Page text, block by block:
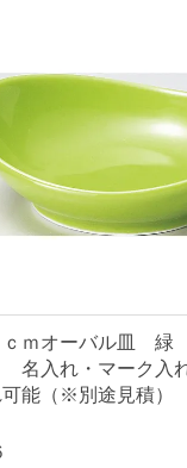
ｃｍオーバル皿 緑
入れ・マーク入
可能（※別途見積）